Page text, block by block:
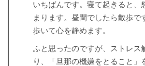
いちばんです。寝て起きると、
まります。昼間でしたら散歩で
歩いて心を静めます。
ふと思ったのですが、ストレス
り、「旦那の機嫌をとること」